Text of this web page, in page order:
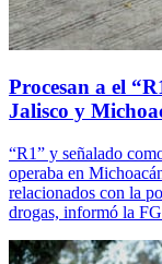
Procesan a el
Jalisco y
“R1” y señalado
operaba en
relacionados con la
drogas, informó la